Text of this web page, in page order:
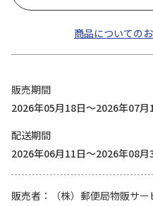
商品についての
販売期間
2026年05月18日～2026年07月
配送期間
2026年06月11日～2026年08月
販売者
（株）郵便局物販サー